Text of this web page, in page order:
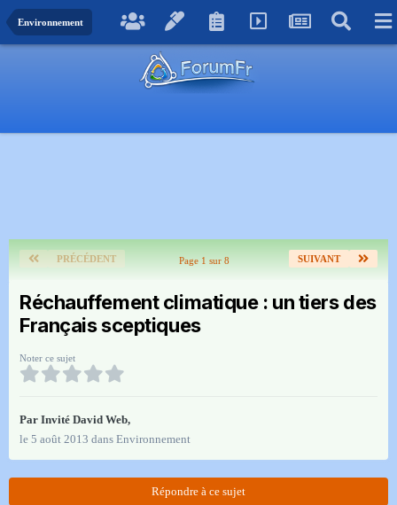
Environnement
PRÉCÉDENT SUIVANT
Page 1 sur 8
Réchauffement climatique : un tiers des
Français sceptiques
Noter ce sujet
Par Invité David Web,
le 5 août 2013 dans Environnement
Répondre à ce sujet